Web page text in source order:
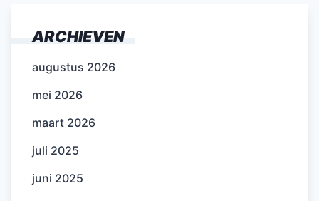
ARCHIEVEN
augustus 2026
mei 2026
maart 2026
juli 2025
juni 2025